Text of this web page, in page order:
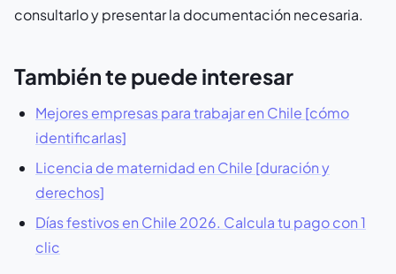
consultarlo y presentar la documentación necesaria.
También te puede interesar
Mejores empresas para trabajar en Chile [cómo
identificarlas]
Licencia de maternidad en Chile [duración y
derechos]
Días festivos en Chile 2026. Calcula tu pago con 1
clic